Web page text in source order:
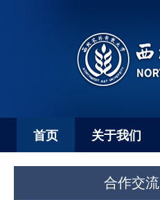
首页 关于我们
合作交流